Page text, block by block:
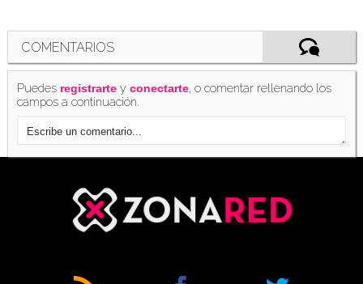
COMENTARIOS
Puedes registrarte yconectarte, o comentar rellenando los
campos a continuación.